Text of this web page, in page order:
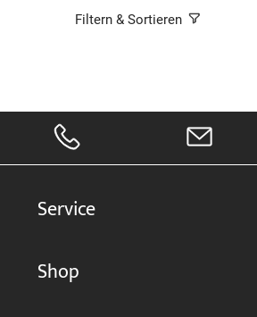
Filtern & Sortieren
Service
Shop